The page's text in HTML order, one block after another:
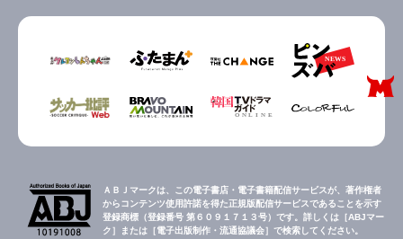
ＡＢＪマークは、この電子書店・電子書籍配信サービスが、著作権者
からコンテンツ使用許諾を得た正規版配信サービスであることを示す
登録商標（登録番号 第６０９１７１３号）です。詳しくは［ABJマー
ク］または［電子出版制作・流通協議会］で検索してください。